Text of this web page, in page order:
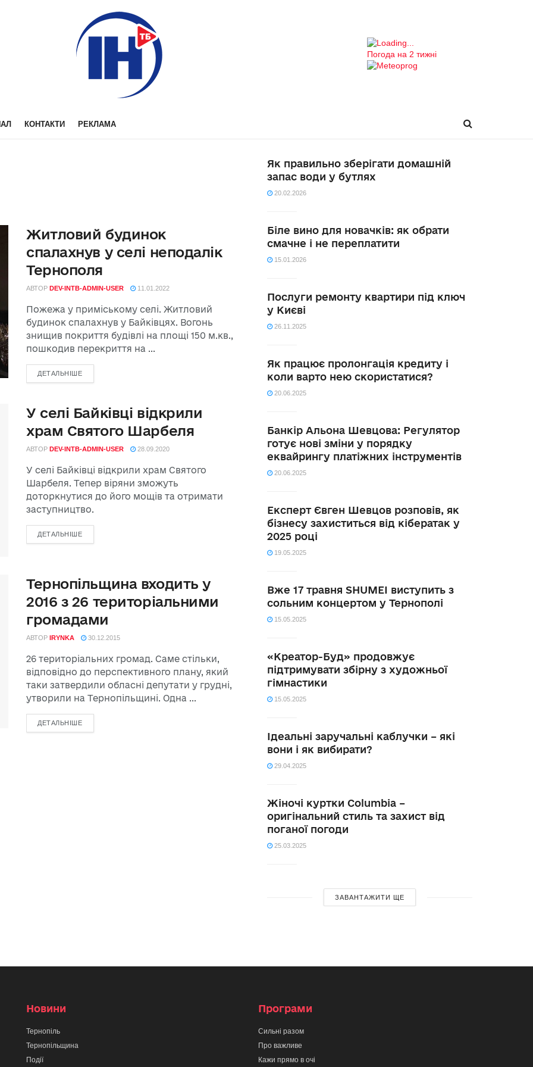
Погода на 2 тижні
КОНТАКТИ РЕКЛАМА
Житловий будинок
спалахнув у селі неподалік
Тернополя
АВТОР DEV-INTB-ADMIN-USER 11.01.2022
Пожежа у приміському селі. Житловий
будинок спалахнув у Байківцях. Вогонь
знищив покриття будівлі на площі 150 м.кв.,
пошкодив перекриття на ...
ДЕТАЛЬНІШЕ
У селі Байківці відкрили
храм Святого Шарбеля
АВТОР DEV-INTB-ADMIN-USER 28.09.2020
У селі Байківці відкрили храм Святого
Шарбеля. Тепер віряни зможуть
доторкнутися до його мощів та отримати
заступництво.
ДЕТАЛЬНІШЕ
Тернопільщина входить у
2016 з 26 територіальними
громадами
АВТОР IRYNKA 30.12.2015
26 територіальних громад. Саме стільки,
відповідно до перспективного плану, який
таки затвердили обласні депутати у грудні,
утворили на Тернопільщині. Одна ...
ДЕТАЛЬНІШЕ
Як правильно зберігати домашній
запас води у бутлях
20.02.2026
Біле вино для новачків: як обрати
смачне і не переплатити
15.01.2026
Послуги ремонту квартири під ключ
у Києві
26.11.2025
Як працює пролонгація кредиту і
коли варто нею скористатися?
20.06.2025
Банкір Альона Шевцова: Регулятор
готує нові зміни у порядку
еквайрингу платіжних інструментів
20.06.2025
Експерт Євген Шевцов розповів, як
бізнесу захиститься від кібератак у
2025 році
19.05.2025
Вже 17 травня SHUMEI виступить з
сольним концертом у Тернополі
15.05.2025
«Креатор-Буд» продовжує
підтримувати збірну з художньої
гімнастики
15.05.2025
Ідеальні заручальні каблучки – які
вони і як вибирати?
29.04.2025
Жіночі куртки Columbia –
оригінальний стиль та захист від
поганої погоди
25.03.2025
ЗАВАНТАЖИТИ ЩЕ
Новини
Тернопіль
Тернопільщина
Події
Програми
Сильні разом
Про важливе
Кажи прямо в очі